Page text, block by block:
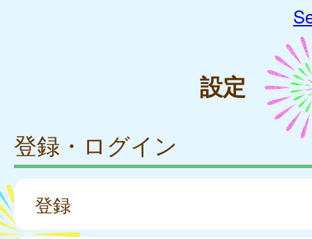
設定
登録・ログイン
登録